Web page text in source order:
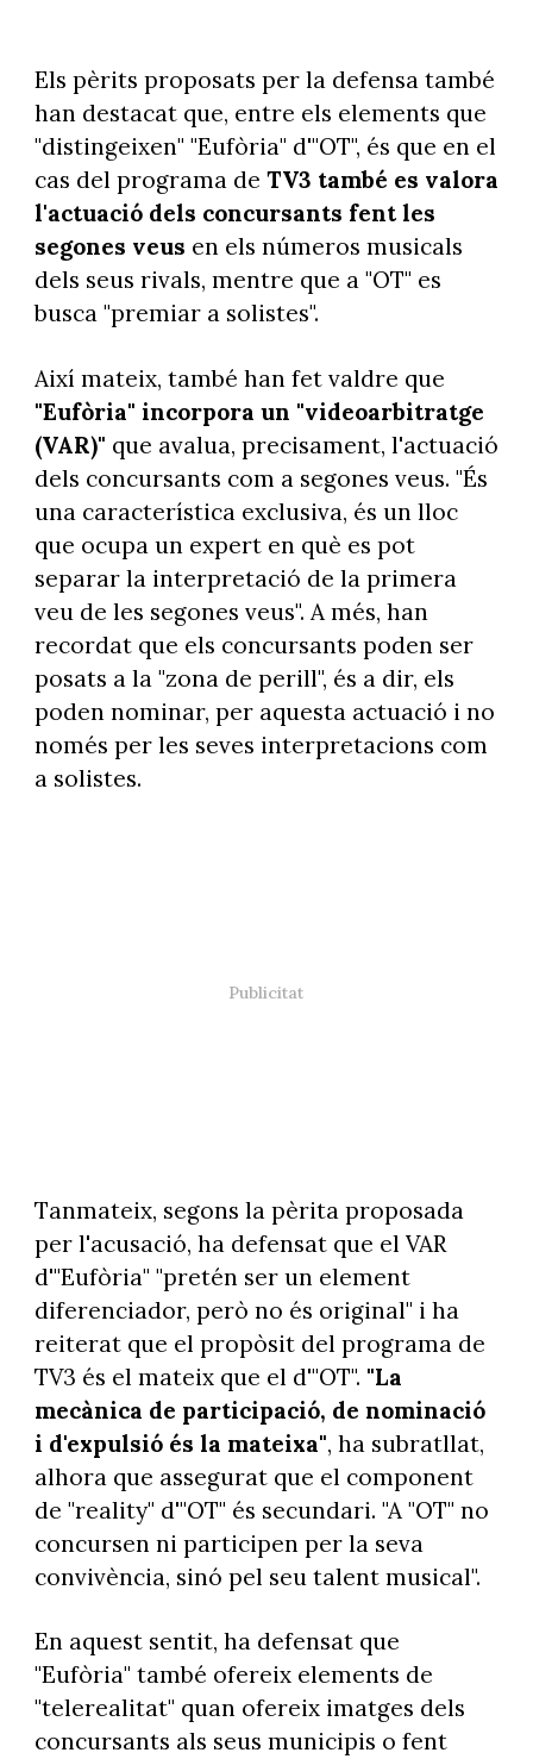
Els pèrits proposats per la defensa també
han destacat que, entre els elements que
"distingeixen" "Eufòria" d'"OT", és que en el
cas del programa de TV3 també es valora
l'actuació dels concursants fent les
segones veus en els números musicals
dels seus rivals, mentre que a "OT" es
busca "premiar a solistes".
Així mateix, també han fet valdre que
"Eufòria" incorpora un "videoarbitratge
(VAR)" que avalua, precisament, l'actuació
dels concursants com a segones veus. "És
una característica exclusiva, és un lloc
que ocupa un expert en què es pot
separar la interpretació de la primera
veu de les segones veus". A més, han
recordat que els concursants poden ser
posats a la "zona de perill", és a dir, els
poden nominar, per aquesta actuació i no
només per les seves interpretacions com
a solistes.
Tanmateix, segons la pèrita proposada
per l'acusació, ha defensat que el VAR
d'"Eufòria" "pretén ser un element
diferenciador, però no és original" i ha
reiterat que el propòsit del programa de
TV3 és el mateix que el d'"OT". "La
mecànica de participació, de nominació
i d'expulsió és la mateixa", ha subratllat,
alhora que assegurat que el component
de "reality" d'"OT" és secundari. "A "OT" no
concursen ni participen per la seva
convivència, sinó pel seu talent musical".
En aquest sentit, ha defensat que
"Eufòria" també ofereix elements de
"telerealitat" quan ofereix imatges dels
concursants als seus municipis o fent